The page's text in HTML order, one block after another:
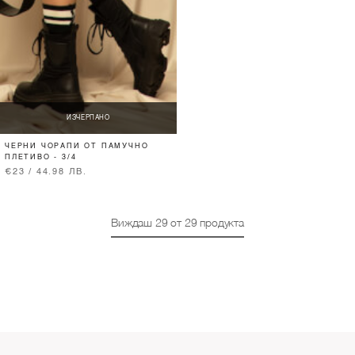
ИЗЧЕРПАНО
ЧЕРНИ ЧОРАПИ ОТ ПАМУЧНО
ПЛЕТИВО - 3/4
€23 / 44.98 ЛВ.
Виждаш 29от 29продукта